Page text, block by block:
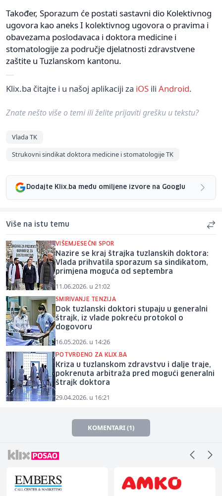
Također, Sporazum će postati sastavni dio Kolektivnog
ugovora kao aneks I kolektivnog ugovora o pravima i
obavezama poslodavaca i doktora medicine i
stomatologije za područje djelatnosti zdravstvene
zaštite u Tuzlanskom kantonu.
Klix.ba čitajte i u našoj aplikaciji za iOS ili Android.
Znate nešto više o temi ili želite prijaviti grešku u tekstu?
Vlada TK
Strukovni sindikat doktora medicine i stomatologije TK
Dodajte Klix.ba među omiljene izvore na Googlu
Više na istu temu
VIŠEMJESEČNI SPOR
Nazire se kraj štrajka tuzlanskih doktora:
Vlada prihvatila sporazum sa sindikatom,
primjena moguća od septembra
11.06.2026. u 21:02
SMIRIVANJE TENZIJA
Dok tuzlanski doktori stupaju u generalni
štrajk, iz vlade pokreću protokol o
dogovoru
16.05.2026. u 14:26
POTVRĐENO ZA KLIX.BA
Kriza u tuzlanskom zdravstvu i dalje traje,
pokrenuta arbitraža pred mogući generalni
štrajk doktora
29.04.2026. u 16:21
KOMENTARI (1)